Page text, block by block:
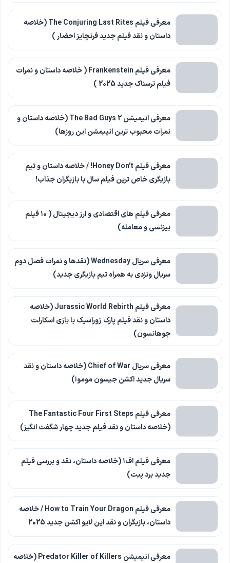
معرفی فیلم The Conjuring Last Rites (خلاصه
داستان و نقد فیلم جدید فرنچایز احضار )
معرفی فیلم Frankenstein ( خلاصه داستان و نمرات
فیلم ترسناک جدید 2025 )
معرفی انیمیشن The Bad Guys 2 (خلاصه داستان و
نمرات محبوب ترین انییمشن این روزها)
معرفی فیلم Honey Don’t! / خلاصه داستان و تیم
بازیگری خاص ترین فیلم سال با بازیگران جذاب!
معرفی فیلم های اقتصادی و ارز دیجیتال ( ۱۰ فیلم
بیزنسی و معامله)
معرفی سریال Wednesday (نقدها و نمرات فصل دوم
سریال ونزدی به همراه تیم بازیگری جدید)
معرفی فیلم Jurassic World Rebirth (خلاصه
داستان و نقد فیلم پارک ژوراسیک با بازی اسکارلت
جوهانسون)
معرفی سریال Chief of War (خلاصه داستان و نقد
سریال جدید اکشن جیسون موموآ)
معرفی فیلم The Fantastic Four First Steps
(خلاصه داستان و نقد فیلم جدید چهار شگفت انگیز)
معرفی فیلم اف۱ (خلاصه داستان، نقد و بررسی فیلم
جدید برد پیت)
معرفی فیلم How to Train Your Dragon / خلاصه
داستان، بازیگران و نقد این لایو اکشن جدید 2025
معرفی انیمیشن Predator Killer of Killers (خلاصه